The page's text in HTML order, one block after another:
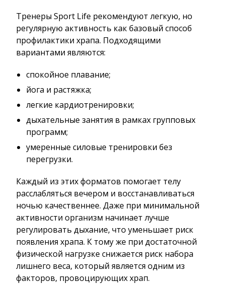
Тренеры Sport Life рекомендуют легкую, но
регулярную активность как базовый способ
профилактики храпа. Подходящими
вариантами являются:
спокойное плавание;
йога и растяжка;
легкие кардиотренировки;
дыхательные занятия в рамках групповых
программ;
умеренные силовые тренировки без
перегрузки.
Каждый из этих форматов помогает телу
расслабляться вечером и восстанавливаться
ночью качественнее. Даже при минимальной
активности организм начинает лучше
регулировать дыхание, что уменьшает риск
появления храпа. К тому же при достаточной
физической нагрузке снижается риск набора
лишнего веса, который является одним из
факторов, провоцирующих храп.